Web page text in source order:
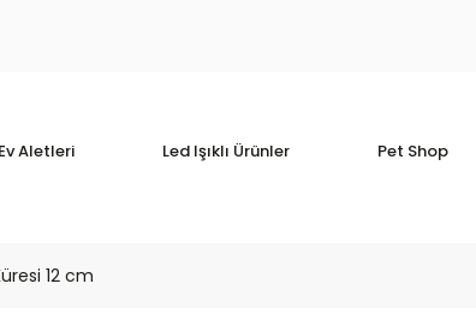
Aletleri Led Işıklı Ürünler Pet Shop
12 cm